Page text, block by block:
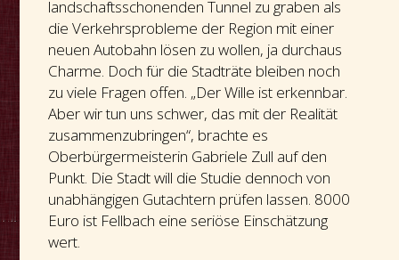
landschaftsschonenden Tunnel zu graben als
die Verkehrsprobleme der Region mit einer
neuen Autobahn lösen zu wollen, ja durchaus
Charme. Doch für die Stadträte bleiben noch
zu viele Fragen offen. „Der Wille ist erkennbar.
Aber wir tun uns schwer, das mit der Realität
zusammenzubringen“, brachte es
Oberbürgermeisterin Gabriele Zull auf den
Punkt. Die Stadt will die Studie dennoch von
unabhängigen Gutachtern prüfen lassen. 8000
Euro ist Fellbach eine seriöse Einschätzung
wert.